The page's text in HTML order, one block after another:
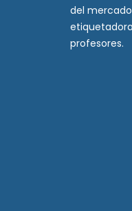
del
profesores.